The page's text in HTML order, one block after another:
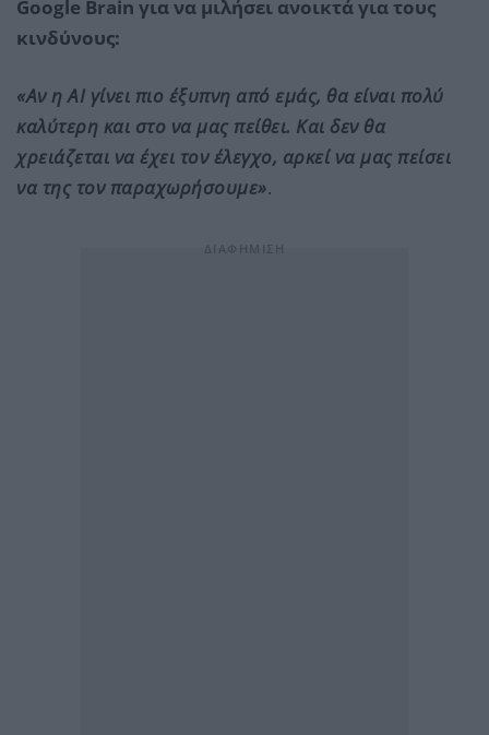
Google Brain για να μιλήσει ανοικτά για τους
κινδύνους:
«Αν η AI γίνει πιο έξυπνη από εμάς, θα είναι πολύ
καλύτερη και στο να μας πείθει. Και δεν θα
χρειάζεται να έχει τον έλεγχο, αρκεί να μας πείσει
να της τον παραχωρήσουμε».